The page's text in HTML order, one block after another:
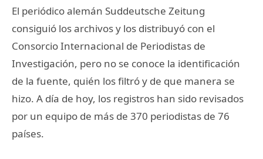
El periódico alemán Suddeutsche Zeitung
consiguió los archivos y los distribuyó con el
Consorcio Internacional de Periodistas de
Investigación, pero no se conoce la identificación
de la fuente, quién los filtró y de que manera se
hizo. A día de hoy, los registros han sido revisados
por un equipo de más de 370 periodistas de 76
países.